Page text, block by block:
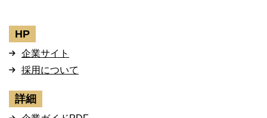
HP
企業サイト
採用について
詳細